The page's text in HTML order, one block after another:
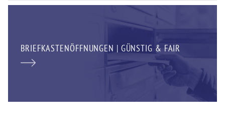
BRIEFKASTENÖFFNUNGEN | GÜNSTIG & FAIR